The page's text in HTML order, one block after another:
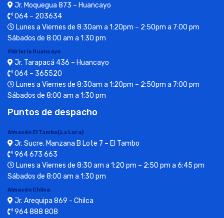
Jr. Moquegua 873 – Huancayo
064 – 203634
Lunes a Viernes de 8:30am a 1:20pm – 2:50pm a 7:00 pm
Sábados de 8:00 am a 1:30 pm
Vidrieria Huancayo
Jr. Tarapacá 436 – Huancayo
064 – 365520
Lunes a Viernes de 8:30am a 1:20pm – 2:50pm a 7:00 pm
Sábados de 8:00 am a 1:30 pm
Puntos de despacho
Almacén El Tambo(La Lora)
Jr. Sucre, Manzana B Lote 7 – El Tambo
964 673 663
Lunes a Viernes de 8:30 am a 1:20 pm – 2:50 pm a 6:45 pm
Sábados de 8:00 am a 1:30 pm
Almacén Chilca
Jr. Arequipa 869 - Chilca
964 888 808